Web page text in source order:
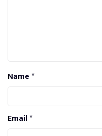
Name*
Email*